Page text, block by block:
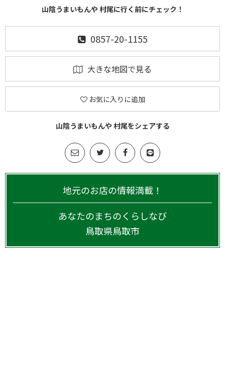
山陰うまいもんや 村尾に行く前にチェック！
0857-20-1155
大きな地図で見る
お気に入りに追加
山陰うまいもんや 村尾をシェアする
地元のお店の情報満載！
あなたのまちのくらしなび
鳥取県鳥取市